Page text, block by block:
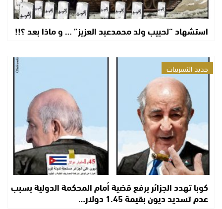
استشهاد “لحبيب ولد محمدعبد العزيز” … و ماذا بعد ؟!!
جديد التسريبات
كوبا تهدد الجزائر برفع قضية أمام المحكمة الدولية بسبب
عدم تسديد ديون بقيمة 1.45 دولار…